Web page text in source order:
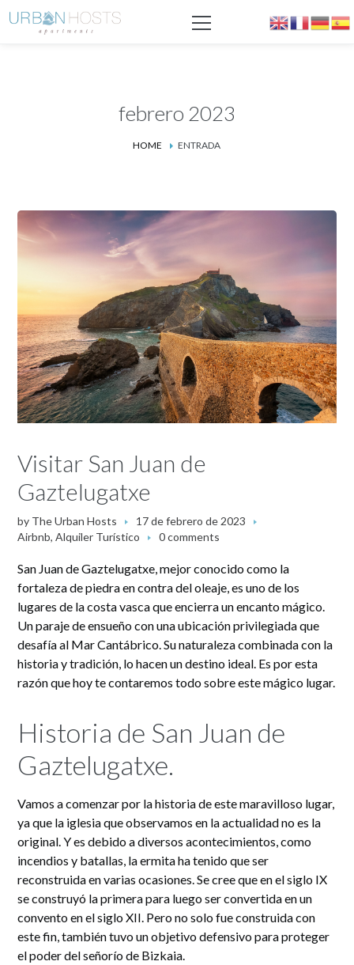
febrero 2023
HOME ENTRADA
Visitar San Juan de
Gaztelugatxe
by The Urban Hosts
17 de febrero de 2023
Airbnb,Alquiler Turístico 0 comments
San Juan de Gaztelugatxe, mejor conocido como la
fortaleza de piedra en contra del oleaje, es uno de los
lugares de la costa vasca que encierra un encanto mágico.
Un paraje de ensueño con una ubicación privilegiada que
desafía al Mar Cantábrico. Su naturaleza combinada con la
historia y tradición, lo hacen un destino ideal. Es por esta
razón que hoy te contaremos todo sobre este mágico lugar.
Historia de San Juan de
Gaztelugatxe.
Vamos a comenzar por la historia de este maravilloso lugar,
ya que la iglesia que observamos en la actualidad no es la
original. Y es debido a diversos acontecimientos, como
incendios y batallas, la ermita ha tenido que ser
reconstruida en varias ocasiones. Se cree que en el siglo IX
se construyó la primera para luego ser convertida en un
convento en el siglo XII. Pero no solo fue construida con
este fin, también tuvo un objetivo defensivo para proteger
el poder del señorío de Bizkaia.